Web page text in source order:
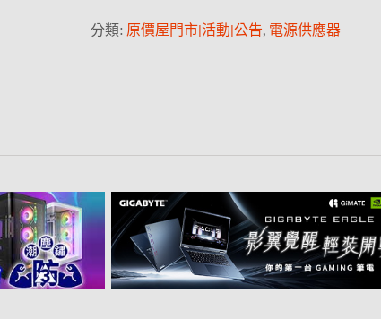
分類: 原價屋門市|活動|公告, 電源供應器